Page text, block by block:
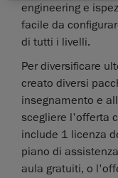
engineering e
facile da
di tutti i livelli.
Per diversificare
creato diversi
insegnamento e
scegliere l'offerta
include 1 licenza
piano di
aula gratuiti, o